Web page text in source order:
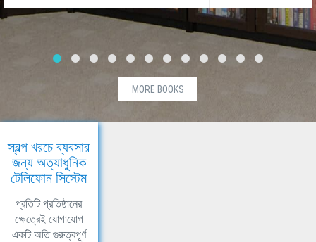
MORE BOOKS
স্বল্প খরচে ব্যবসার
জন্য অত্যাধুনিক
টেলিফোন সিস্টেম
প্রতিটি প্রতিষ্ঠানের
ক্ষেত্রেই যোগাযোগ
একটি অতি গুরুত্বপূর্ণ